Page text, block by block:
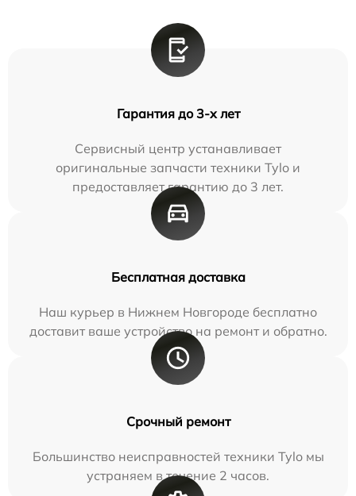
Гарантия до 3-х лет
Сервисный центр устанавливает
оригинальные запчасти техники Tylo и
предоставляет гарантию до 3 лет.
Бесплатная доставка
Наш курьер в Нижнем Новгороде бесплатно
доставит ваше устройство на ремонт и обратно.
Срочный ремонт
Большинство неисправностей техники Tylo мы
устраняем в течение 2 часов.